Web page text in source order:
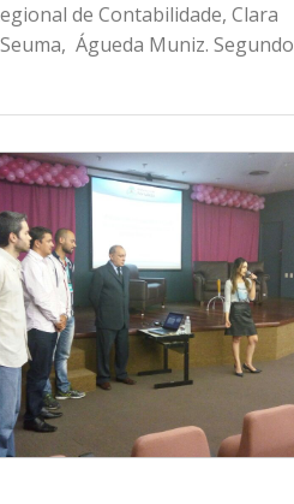
de Contabilidade, Clara
Águeda Muniz. Segundo